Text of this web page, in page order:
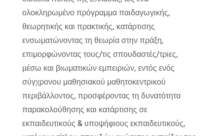
ολοκληρωμένο πρόγραμμα παιδαγωγικής,
θεωρητικής και πρακτικής, κατάρτισης
ενσωματώνοντας τη θεωρία στην πράξη,
επιμορφώνοντας τους/τις σπουδαστές/τριες,
μέσω και βιωματικών εμπειριών, εντός ενός
σύγχρονου μαθησιακού μαθητοκεντρικού
περιβάλλοντος, προσφέροντας τη δυνατότητα
παρακολούθησης και κατάρτισης σε
εκπαιδευτικούς & υποψήφιους εκπαιδευτικούς,